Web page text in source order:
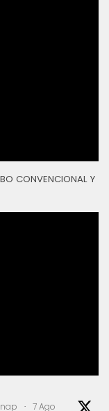
CONVENCIONAL Y
· 7 Ago